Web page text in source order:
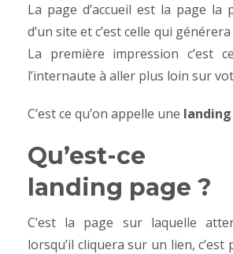
La page d’accueil est la page la
d’un site et c’est celle qui
La première impression c’est
l’internaute à aller plus loin sur
C’est ce qu’on appelle une
Qu’est-ce
landing page ?
C’est la page sur laquelle
lorsqu’il cliquera sur un lien, c’est